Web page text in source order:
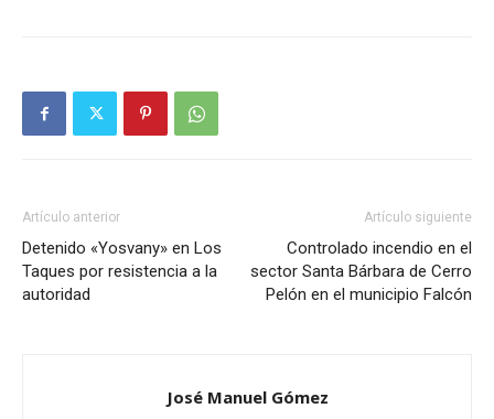
Artículo anterior
Detenido «Yosvany» en Los
Taques por resistencia a la
autoridad
Artículo siguiente
Controlado incendio en el
sector Santa Bárbara de Cerro
Pelón en el municipio Falcón
José Manuel Gómez